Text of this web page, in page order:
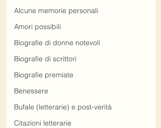
Alcune memorie personali
Amori possibili
Biografie di donne notevoli
Biografie di scrittori
Biografie premiate
Benessere
Bufale (letterarie) e post-verità
Citazioni letterarie